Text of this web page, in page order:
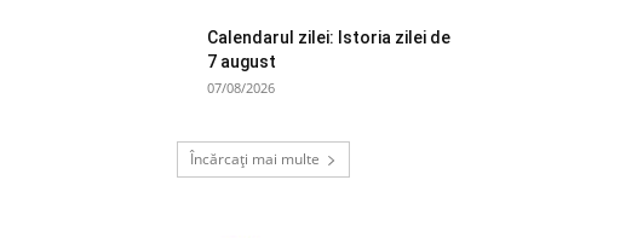
Calendarul zilei: Istoria zilei de
7 august
07/08/2026
Încărcați mai multe